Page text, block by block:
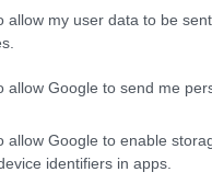
allow my user data to be
allow Google to send me
allow Google to enable
identifiers in apps.
των Βραβείων
άλλη μια φορά η
εκτός της
υποστεί